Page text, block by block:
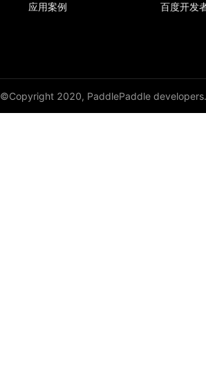
应用案例 百度开发
©Copyright 2020, PaddlePaddle developers.